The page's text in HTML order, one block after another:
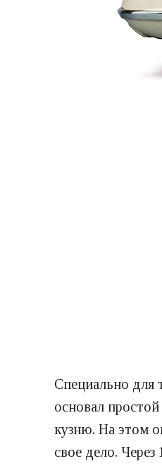
Специально для
основал
кузню. На этом
свое дело.